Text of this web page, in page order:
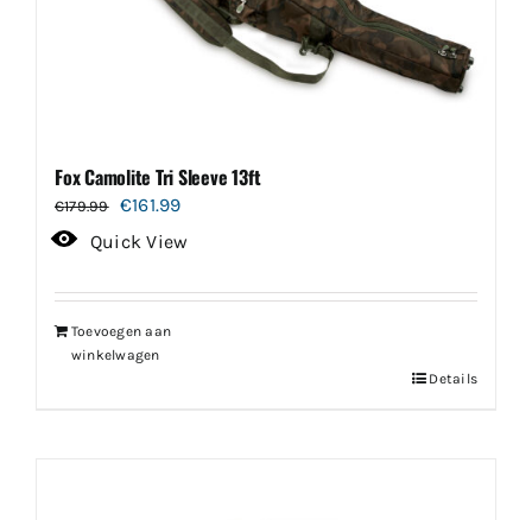
Fox Camolite Tri Sleeve 13ft
€179.99
Oorspronkelijke
prijs
€179.99.
€161.99Huidige
prijs
€161.99.
Quick View
Toevoegen aan
winkelwagen
Details